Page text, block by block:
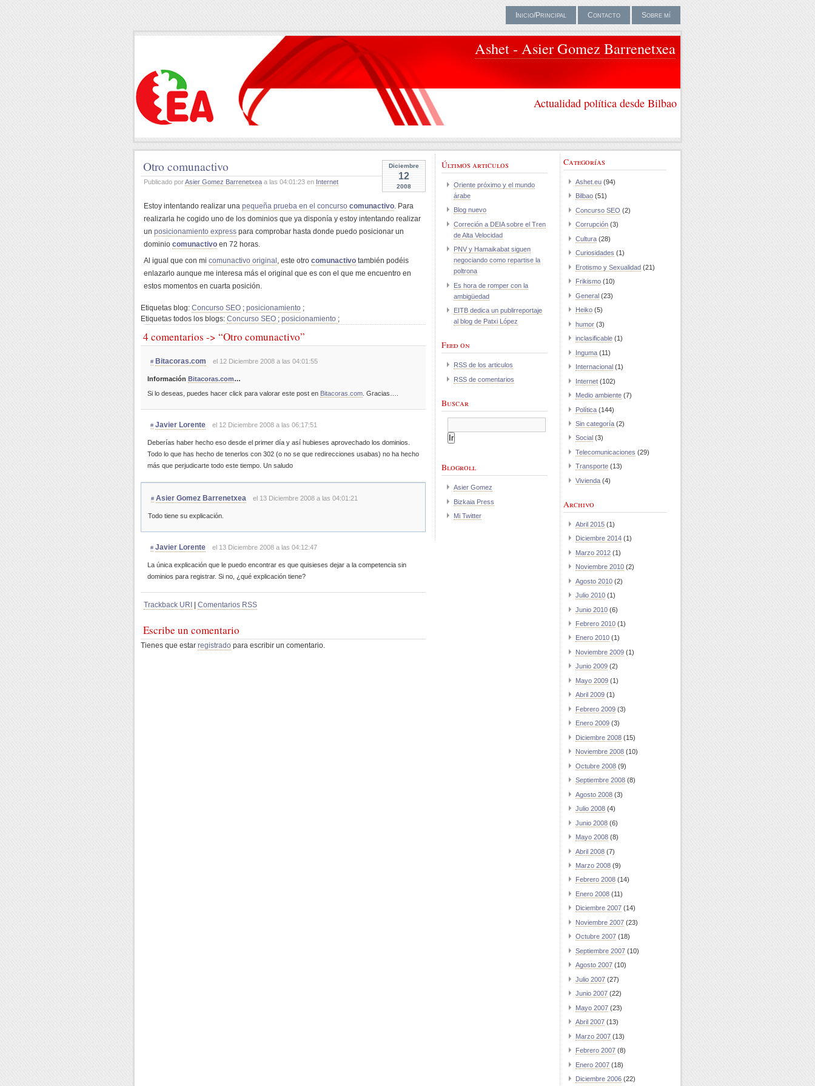
Inicio/Principal Contacto Sobre mí
Ashet - Asier Gomez Barrenetxea
Actualidad política desde Bilbao
Diciembre
12
2008
Otro comunactivo
Publicado porAsier Gomez Barrenetxea a las 04:01:23 en Internet
Estoy intentando realizar una pequeña prueba en el concurso comunactivo. Para
realizarla he cogido uno de los dominios que ya disponía y estoy intentando realizar
un posicionamiento express para comprobar hasta donde puedo posicionar un
dominio comunactivo en 72 horas.
Al igual que con mi comunactivo original , este otro comunactivo también podéis
enlazarlo aunque me interesa más el original que es con el que me encuentro en
estos momentos en cuarta posición.
Etiquetas blog: Concurso SEO ; posicionamiento ;
Etiquetas todos los blogs: Concurso SEO ; posicionamiento ;
4 comentarios -> “Otro comunactivo”
# Bitacoras.com el 12 Diciembre 2008 a las 04:01:55
Información Bitacoras.com…
Si lo deseas, puedes hacer click para valorar este post en Bitacoras.com. Gracias….
# Javier Lorente el 12 Diciembre 2008 a las 06:17:51
Deberías haber hecho eso desde el primer día y así hubieses aprovechado los dominios.
Todo lo que has hecho de tenerlos con 302 (o no se que redirecciones usabas) no ha hecho
más que perjudicarte todo este tiempo. Un saludo
# Asier Gomez Barrenetxea el 13 Diciembre 2008 a las 04:01:21
Todo tiene su explicación.
# Javier Lorente el 13 Diciembre 2008 a las 04:12:47
La única explicación que le puedo encontrar es que quisieses dejar a la competencia sin
dominios para registrar. Si no, ¿qué explicación tiene?
Trackback URI Comentarios RSS
Escribe un comentario
Tienes que estar registrado para escribir un comentario.
Últimos articulos
Oriente próximo y el mundo
árabe
Blog nuevo
Correción a DEIA sobre el Tren
de Alta Velocidad
PNV y Hamaikabat siguen
negociando como repartise la
poltrona
Es hora de romper con la
ambigüedad
EITB dedica un publirreportaje
al blog de Patxi López
Feed on
RSS de los articulos
RSS de comentarios
Buscar
Blogroll
Asier Gomez
Bizkaia Press
Mi Twitter
Categorías
Ashet.eu (94)
Bilbao (51)
Concurso SEO (2)
Corrupción (3)
Cultura (28)
Curiosidades (1)
Erotismo y Sexualidad (21)
Frikismo (10)
General (23)
Heiko (5)
humor (3)
inclasificable (1)
Inguma (11)
Internacional (1)
Internet (102)
Medio ambiente (7)
Política (144)
Sin categoría (2)
Social (3)
Telecomunicaciones (29)
Transporte (13)
Vivienda (4)
Archivo
Abril 2015 (1)
Diciembre 2014 (1)
Marzo 2012 (1)
Noviembre 2010 (2)
Agosto 2010 (2)
Julio 2010 (1)
Junio 2010 (6)
Febrero 2010 (1)
Enero 2010 (1)
Noviembre 2009 (1)
Junio 2009 (2)
Mayo 2009 (1)
Abril 2009 (1)
Febrero 2009 (3)
Enero 2009 (3)
Diciembre 2008 (15)
Noviembre 2008 (10)
Octubre 2008 (9)
Septiembre 2008 (8)
Agosto 2008 (3)
Julio 2008 (4)
Junio 2008 (6)
Mayo 2008 (8)
Abril 2008 (7)
Marzo 2008 (9)
Febrero 2008 (14)
Enero 2008 (11)
Diciembre 2007 (14)
Noviembre 2007 (23)
Octubre 2007 (18)
Septiembre 2007 (10)
Agosto 2007 (10)
Julio 2007 (27)
Junio 2007 (22)
Mayo 2007 (23)
Abril 2007 (13)
Marzo 2007 (13)
Febrero 2007 (8)
Enero 2007 (18)
Diciembre 2006 (22)